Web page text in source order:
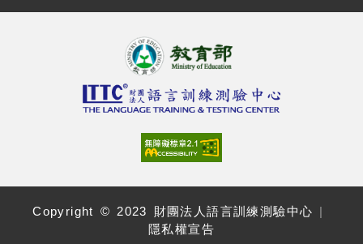
Copyright © 2023 財團法人語言訓練測驗中心 |
隱私權宣告